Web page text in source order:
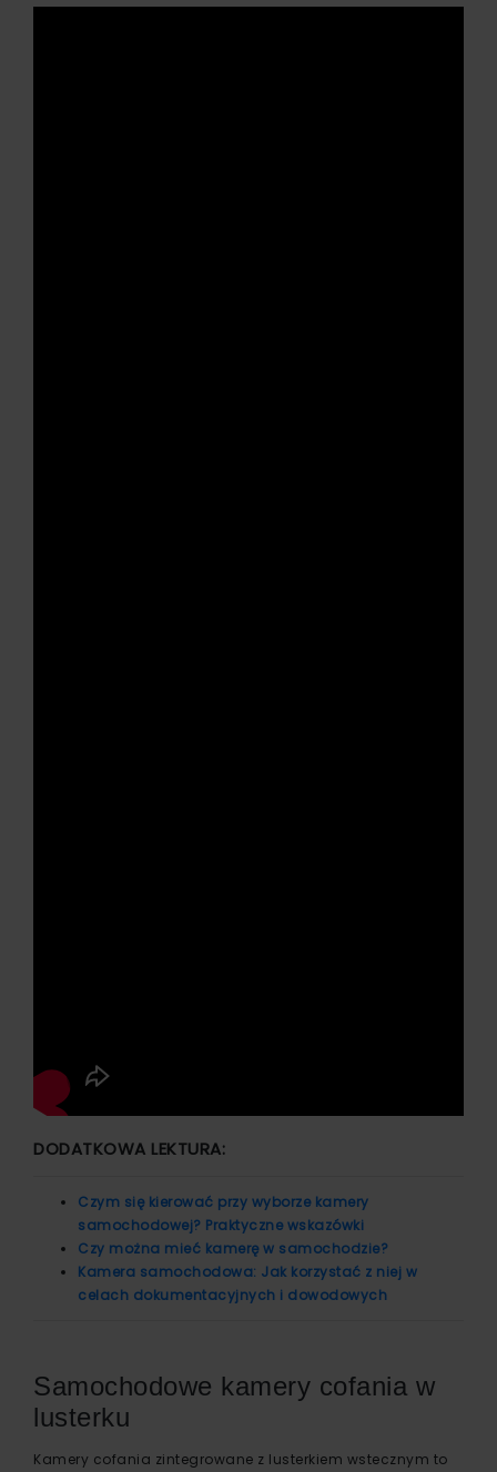
DODATKOWA LEKTURA:
Czym się kierować przy wyborze kamery
samochodowej? Praktyczne wskazówki
Czy można mieć kamerę w samochodzie?
Kamera samochodowa: Jak korzystać z niej w
celach dokumentacyjnych i dowodowych
Samochodowe kamery cofania w
lusterku
Kamery cofania zintegrowane z lusterkiem wstecznym to